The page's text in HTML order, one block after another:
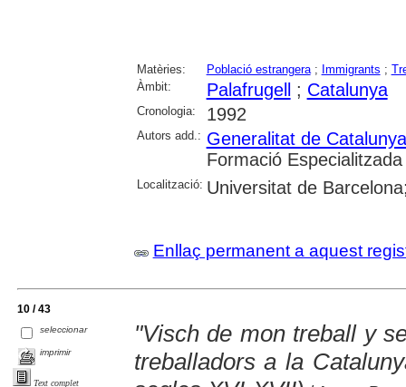
Matèries: Població estrangera; Immigrants ;
Àmbit:
Palafrugell ; Catalunya
Cronologia: 1992
Autors add.: Generalitat de Catalunya
Formació
Localització: Universitat de
Enllaç permanent a aquest
10 / 43
seleccionar
imprimir
Text complet
"Visch de mon treball y
treballadors a la